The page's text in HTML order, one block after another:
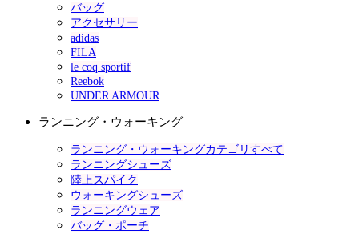
バッグ
アクセサリー
adidas
FILA
le coq sportif
Reebok
UNDER ARMOUR
ランニング・ウォーキング
ランニング・ウォーキングカテゴリすべて
ランニングシューズ
陸上スパイク
ウォーキングシューズ
ランニングウェア
バッグ・ポーチ